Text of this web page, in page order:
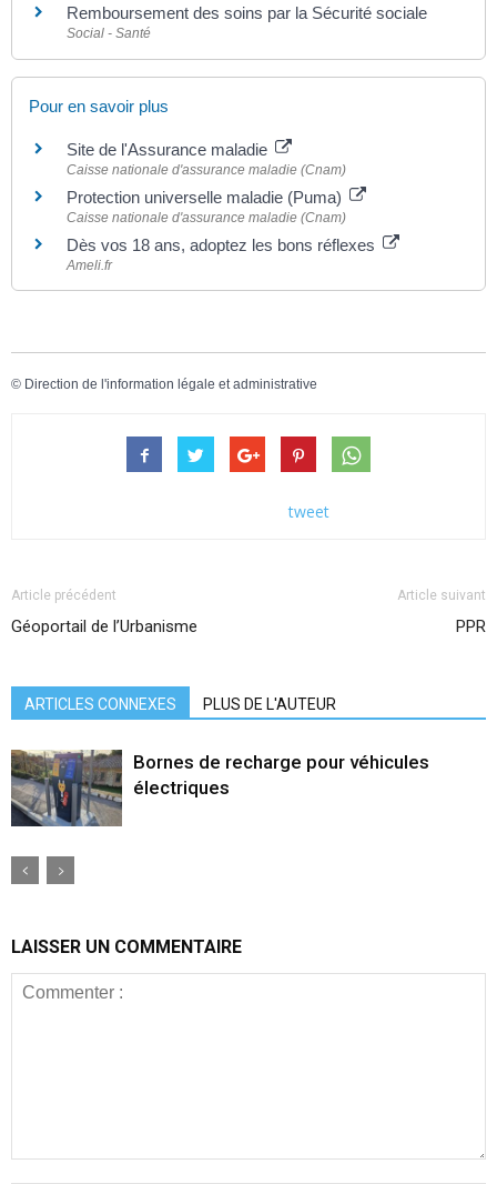
Remboursement des soins par la Sécurité sociale
Social - Santé
Pour en savoir plus
Site de l'Assurance maladie
Caisse nationale d'assurance maladie (Cnam)
Protection universelle maladie (Puma)
Caisse nationale d'assurance maladie (Cnam)
Dès vos 18 ans, adoptez les bons réflexes
Ameli.fr
© Direction de l'information légale et administrative
tweet
Article précédent
Géoportail de l’Urbanisme
Article suivant
PPR
ARTICLES CONNEXES PLUS DE L'AUTEUR
Bornes de recharge pour véhicules
électriques
LAISSER UN COMMENTAIRE